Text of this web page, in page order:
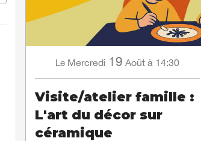
Le Mercredi 19 Août à 14:30
Visite/atelier famille :
L'art du décor sur
céramique